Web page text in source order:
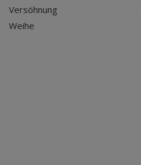
Versöhnung
Weihe